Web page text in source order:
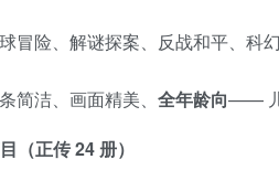
球冒险、解谜探案、反战和平、科
简洁、画面精美、 全年龄向—— 儿
（正传 24 册）